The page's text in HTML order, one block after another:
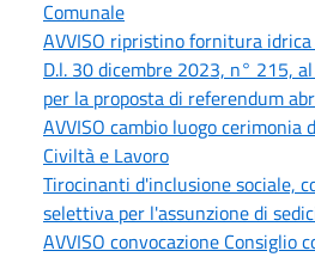
Comunale
AVVISO ripristino fornitura
D.l. 30 dicembre 2023, n° 215,
per la proposta di referendum
AVVISO cambio luogo cerimonia
Civiltà e Lavoro
Tirocinanti d'inclusione sociale,
selettiva per l'assunzione di
AVVISO convocazione Consiglio